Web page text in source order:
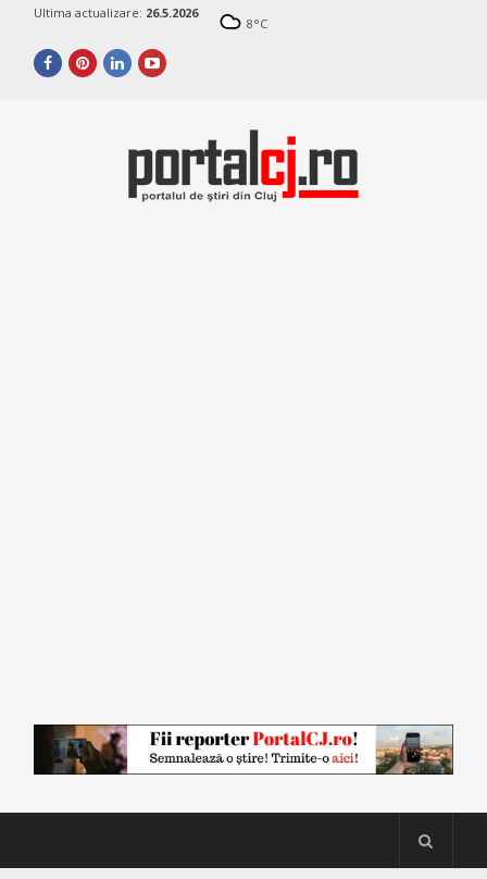
Ultima actualizare: 26.5.2026
8°C